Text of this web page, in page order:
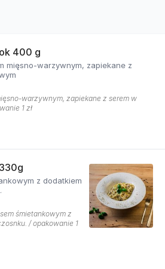
400 g
mięsno-warzywnym, zapiekane z
warzywnym, zapiekane z serem w
1 zł
śmietankowym z
/ opakowanie 1